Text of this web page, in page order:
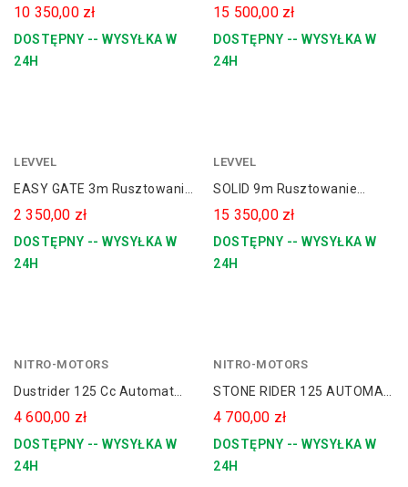
10 350,00 zł
DOSTĘPNY -- WYSYŁKA W
24H
Aluminiowe Jezdne 900
LEVVEL
15 500,00 zł
DOSTĘPNY -- WYSYŁKA W
24H
LEVVEL
EASY GATE 3m Rusztowanie
Aluminiowe Jezdne 290
LEVVEL
2 350,00 zł
DOSTĘPNY -- WYSYŁKA W
24H
LEVVEL
SOLID 9m Rusztowanie
Aluminiowe Jezdne LEVVEL
900
15 350,00 zł
DOSTĘPNY -- WYSYŁKA W
24H
NITRO-MOTORS
czerwony
zielony
szary
Dustrider 125 Cc Automat
Quad Spalinowy KOŁA 8
4 600,00 zł
DOSTĘPNY -- WYSYŁKA W
24H
NITRO-MOTORS
STONE RIDER 125 AUTOMAT
Quad Spalinowy KOŁA 8
4 700,00 zł
DOSTĘPNY -- WYSYŁKA W
24H